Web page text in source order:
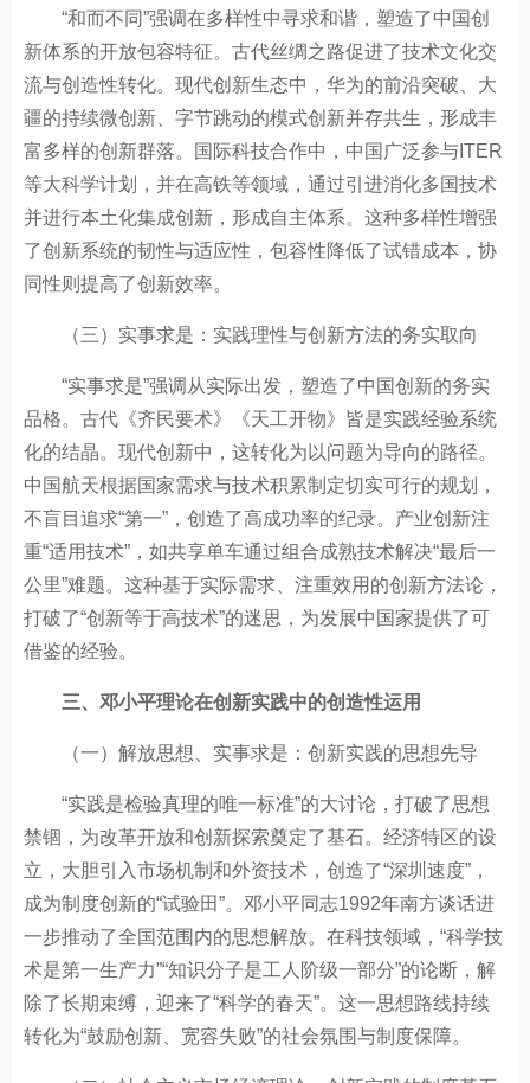
“和而不同”强调在多样性中寻求和谐，塑造了中国创
新体系的开放包容特征。古代丝绸之路促进了技术文化交
流与创造性转化。现代创新生态中，华为的前沿突破、大
疆的持续微创新、字节跳动的模式创新并存共生，形成丰
富多样的创新群落。国际科技合作中，中国广泛参与ITER
等大科学计划，并在高铁等领域，通过引进消化多国技术
并进行本土化集成创新，形成自主体系。这种多样性增强
了创新系统的韧性与适应性，包容性降低了试错成本，协
同性则提高了创新效率。
（三）实事求是：实践理性与创新方法的务实取向
“实事求是”强调从实际出发，塑造了中国创新的务实
品格。古代《齐民要术》《天工开物》皆是实践经验系统
化的结晶。现代创新中，这转化为以问题为导向的路径。
中国航天根据国家需求与技术积累制定切实可行的规划，
不盲目追求“第一”，创造了高成功率的纪录。产业创新注
重“适用技术”，如共享单车通过组合成熟技术解决“最后一
公里”难题。这种基于实际需求、注重效用的创新方法论，
打破了“创新等于高技术”的迷思，为发展中国家提供了可
借鉴的经验。
三、邓小平理论在创新实践中的创造性运用
（一）解放思想、实事求是：创新实践的思想先导
“实践是检验真理的唯一标准”的大讨论，打破了思想
禁锢，为改革开放和创新探索奠定了基石。经济特区的设
立，大胆引入市场机制和外资技术，创造了“深圳速度”，
成为制度创新的“试验田”。邓小平同志1992年南方谈话进
一步推动了全国范围内的思想解放。在科技领域，“科学技
术是第一生产力”“知识分子是工人阶级一部分”的论断，解
除了长期束缚，迎来了“科学的春天”。这一思想路线持续
转化为“鼓励创新、宽容失败”的社会氛围与制度保障。